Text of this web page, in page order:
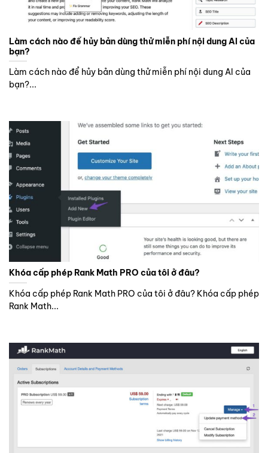
Làm cách nào để hủy bản dùng thử miễn phí nội dung AI của
bạn?
Làm cách nào để hủy bản dùng thử miễn phí nội dung AI của
bạn?...
Khóa cấp phép Rank Math PRO của tôi ở đâu?
Khóa cấp phép Rank Math PRO của tôi ở đâu? Khóa cấp phép
Rank Math...